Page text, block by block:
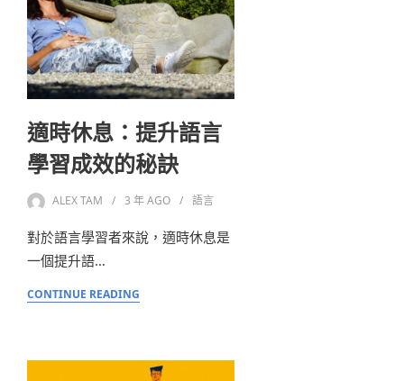
適時休息：提升語言
學習成效的秘訣
ALEX TAM 3 年AGO 語言
對於語言學習者來說，適時休息是
一個提升語…
CONTINUE READING